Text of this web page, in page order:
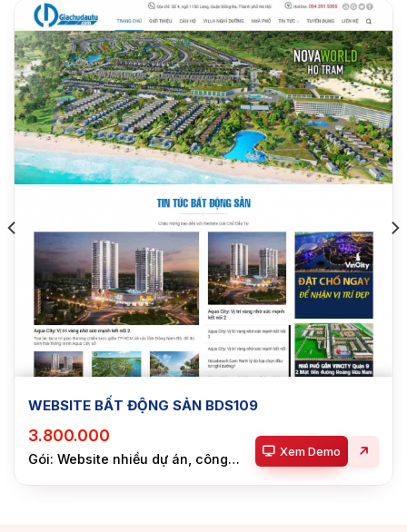
WEBSITE BẤT ĐỘNG SẢN BDS109
3.800.000
Gói: Website nhiều dự án, công
Xem Demo